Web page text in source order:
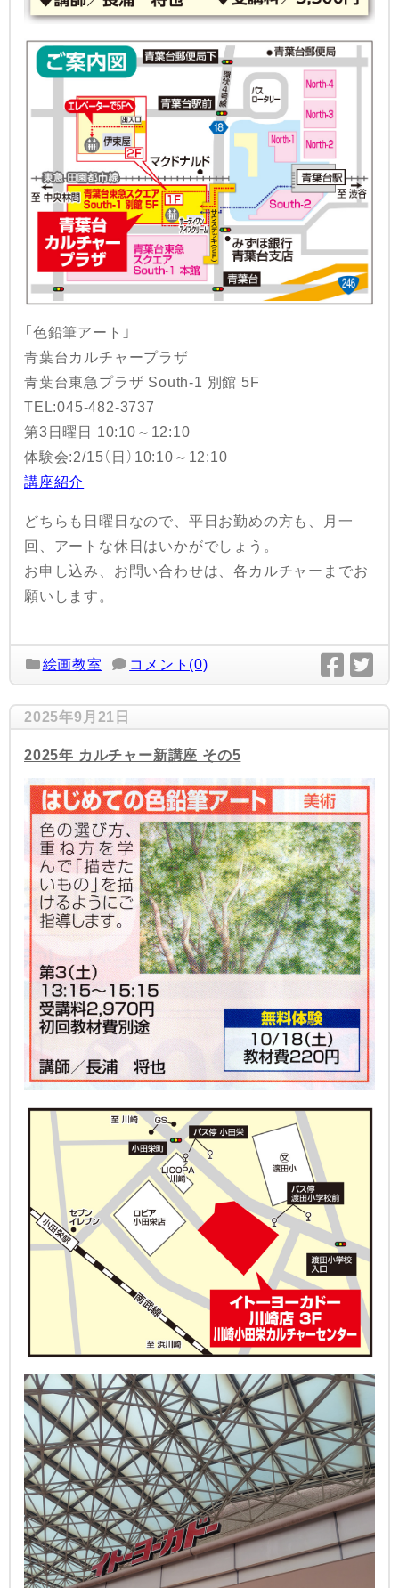
「色鉛筆アート」
青葉台カルチャープラザ
青葉台東急プラザ South-1 別館 5F
TEL:045-482-3737
第3日曜日 10:10～12:10
体験会:2/15（日）10:10～12:10
講座紹介
どちらも日曜日なので、平日お勤めの方も、月一
回、アートな休日はいかがでしょう。
お申し込み、お問い合わせは、各カルチャーまでお
願いします。
絵画教室 コメント(0)
2025年9月21日
2025年 カルチャー新講座 その5